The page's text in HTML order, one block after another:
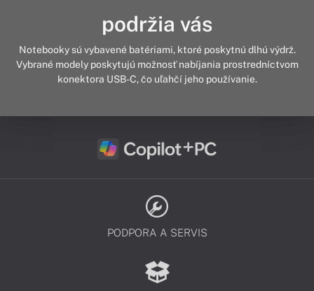
podržia vás
Notebooky sú vybavené batériami, ktoré poskytnú dlhú výdrž.
Vybrané modely poskytujú možnosť nabíjania prostredníctvom
konektora USB-C, čo uľahčí jeho používanie.
PODPORA A SERVIS